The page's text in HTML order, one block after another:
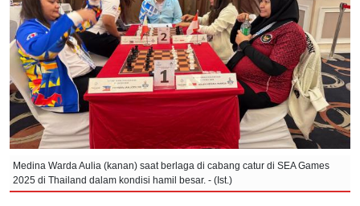
Medina Warda Aulia (kanan) saat berlaga di cabang catur di SEA Games
2025 di Thailand dalam kondisi hamil besar. - (Ist.)